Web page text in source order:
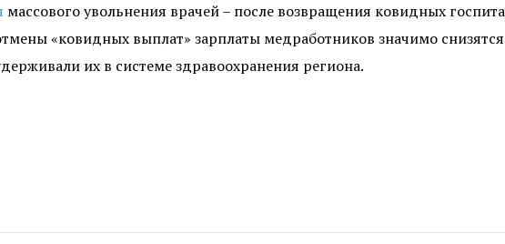
массового увольнения врачей – после возвращения ковидных
«ковидных выплат» зарплаты медработников значимо
их в системе здравоохранения региона.